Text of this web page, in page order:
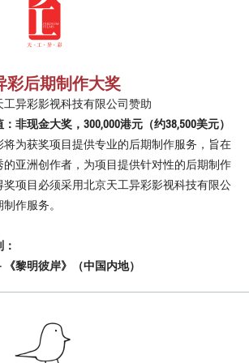
彩后期制作大奖
工异彩影视科技有限公司赞助
非现金大奖，300,000港元（约38,500美元）
将为获奖项目提供专业的后期制作服务，旨在
的亚洲创作者，为项目提供针对性的后期制作
奖项目必须采用北京天工异彩影视科技有限公
作服务。
黎明彼岸》（中国内地）